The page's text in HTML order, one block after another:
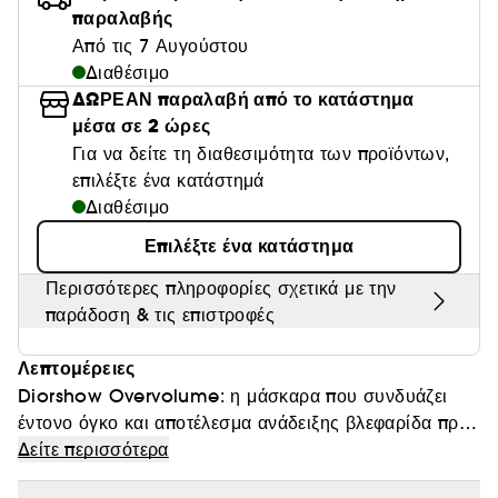
Θαμπάδα
παραλαβής
Από τις 7 Αυγούστου
Διαθέσιμο
ΔΩΡΕΑΝ παραλαβή από το κατάστημα
μέσα σε 2 ώρες
Για να δείτε τη διαθεσιμότητα των προϊόντων,
επιλέξτε ένα κατάστημά
Διαθέσιμο
Επιλέξτε ένα κατάστημα
Περισσότερες πληροφορίες σχετικά με την
παράδοση & τις επιστροφές
Λεπτομέρειες
Diorshow Overvolume: η μάσκαρα που συνδυάζει
έντονο όγκο και αποτέλεσμα ανάδειξης βλεφαρίδα προς
βλεφαρίδα.
Δείτε περισσότερα